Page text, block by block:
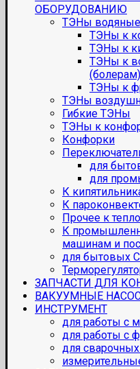
ОБОРУДОВАНИЮ
ТЭНы
ТЭНы к
ТЭНы к
ТЭНы к
(болерам)
ТЭНы к
ТЭНы
Гибкие ТЭНы
ТЭНы к
Конфорки
для
для
К
К
Прочее к
К
машинам и
для бытовых
ЗАПЧАСТИ ДЛЯ
ВАКУУМНЫЕ
ИНСТРУМЕНТ
для работы с
для работы с
для